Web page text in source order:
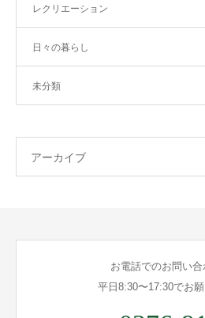
レクリエーション
日々の暮らし
未分類
アーカイブ
お電話でのお問い合
平日8:30〜17:30でお願